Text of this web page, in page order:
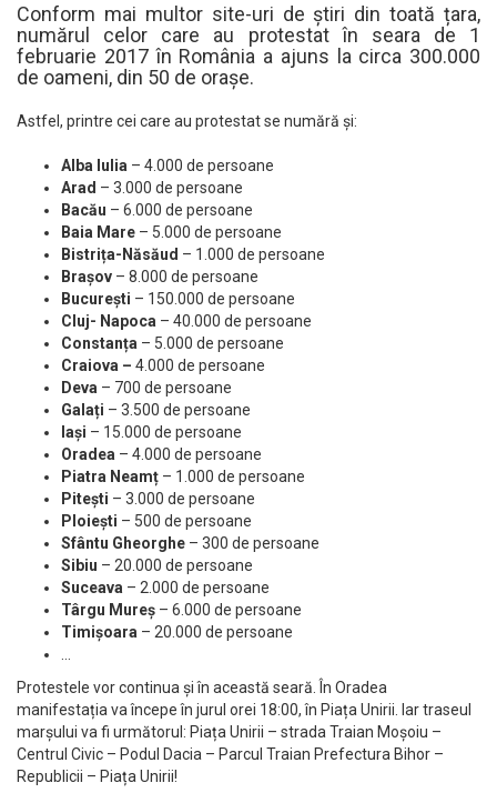
Conform mai multor site-uri de știri din toată țara,
numărul celor care au protestat în seara de 1
februarie 2017 în România a ajuns la circa 300.000
de oameni, din 50 de orașe.
Astfel, printre cei care au protestat se numără și:
Alba Iulia – 4.000 de persoane
Arad – 3.000 de persoane
Bacău – 6.000 de persoane
Baia Mare – 5.000 de persoane
Bistrița-Năsăud – 1.000 de persoane
Brașov – 8.000 de persoane
București – 150.000 de persoane
Cluj- Napoca – 40.000 de persoane
Constanța – 5.000 de persoane
Craiova – 4.000 de persoane
Deva – 700 de persoane
Galați – 3.500 de persoane
Iași – 15.000 de persoane
Oradea – 4.000 de persoane
Piatra Neamț – 1.000 de persoane
Pitești – 3.000 de persoane
Ploiești – 500 de persoane
Sfântu Gheorghe – 300 de persoane
Sibiu – 20.000 de persoane
Suceava – 2.000 de persoane
Târgu Mureș – 6.000 de persoane
Timișoara – 20.000 de persoane
Protestele vor continua și în această seară. În Oradea
manifestația va începe în jurul orei 18:00, în Piața Unirii. Iar traseul
marșului va fi următorul: Piața Unirii – strada Traian Moșoiu –
Centrul Civic – Podul Dacia – Parcul Traian Prefectura Bihor –
Republicii – Piața Unirii!